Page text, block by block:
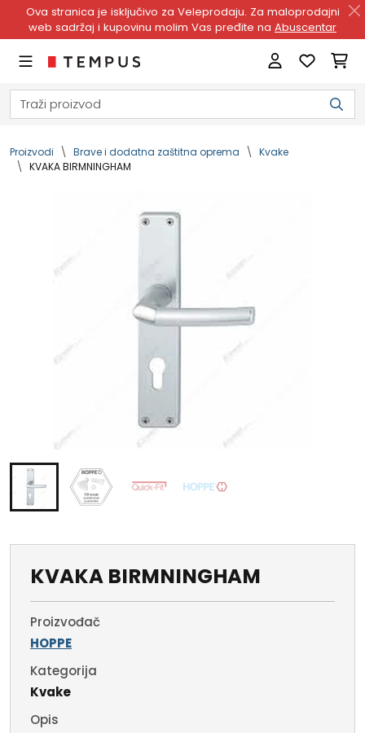
Ova stranica je isključivo za Veleprodaju. Za maloprodajni
web sadržaj i kupovinu molim Vas pređite na Abuscentar
Proizvodi Brave i dodatna zaštitna oprema
Kvake
KVAKA BIRMNINGHAM
KVAKA BIRMNINGHAM
Proizvođač
HOPPE
Kategorija
Kvake
Opis